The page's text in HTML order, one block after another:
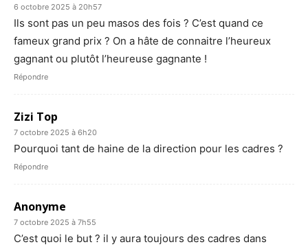
6 octobre 2025 à 20h57
Ils sont pas un peu masos des fois ? C’est quand ce
fameux grand prix ? On a hâte de connaitre l’heureux
gagnant ou plutôt l’heureuse gagnante !
Répondre
Zizi Top
7 octobre 2025 à 6h20
Pourquoi tant de haine de la direction pour les cadres ?
Répondre
Anonyme
7 octobre 2025 à 7h55
C’est quoi le but ? il y aura toujours des cadres dans